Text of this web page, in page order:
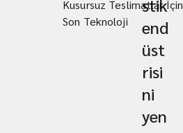
Kusursuz Teslimatlar İçin
Son Teknoloji
stik
end
üst
risi
ni
yen